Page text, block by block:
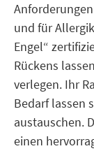
und für
Engel“
Rückens
verlegen. Ihr
Bedarf lassen
austauschen.
einen